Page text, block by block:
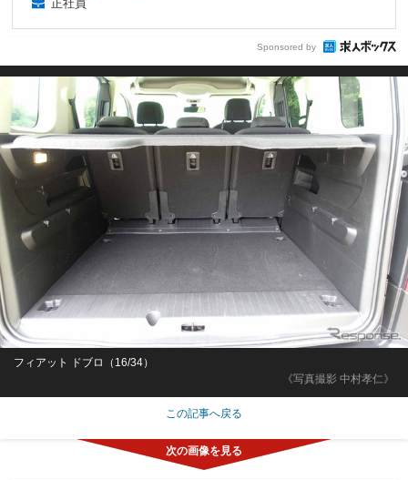
正社員
Sponsored by
《写真撮影 中村孝仁》
フィアット ドブロ（16/34）
この記事へ戻る